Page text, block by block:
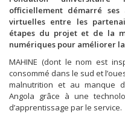
officiellement démarré ses
virtuelles entre les
étapes du projet et de la
numériques pour améliorer
MAHINE (dont le nom est
consommé dans le sud et
malnutrition et au manque
Angola grâce à une
d’apprentissage par le service.